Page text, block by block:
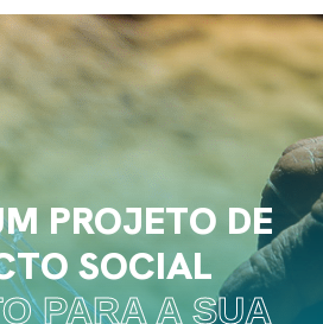
PROJETO DE
SOCIAL
PARA A SUA